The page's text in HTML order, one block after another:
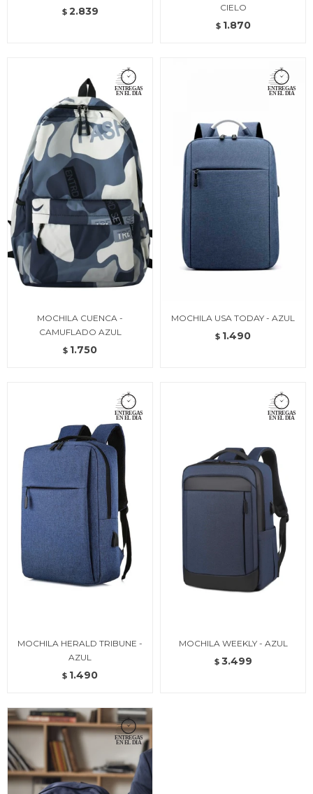
$ 2.839
CIELO
$ 1.870
MOCHILA CUENCA -
CAMUFLADO AZUL
$ 1.750
MOCHILA USA TODAY - AZUL
$ 1.490
MOCHILA HERALD TRIBUNE -
AZUL
$ 1.490
MOCHILA WEEKLY - AZUL
$ 3.499